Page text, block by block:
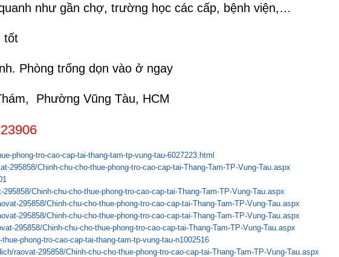
như gần chợ, trường học các cấp, bệnh viện,…
tốt
Phòng trống dọn vào ở ngay
Phường Vũng Tàu, HCM
phong-tro-cao-cap-tai-thang-tam-tp-vung-tau-6027223.html
295858/Chinh-chu-cho-thue-phong-tro-cao-cap-tai-Thang-Tam-TP-Vung-Tau. aspx
295858/Chinh-chu-cho-thue-phong-tro-cao-cap-tai-Thang-Tam-TP-Vung-Tau.aspx
295858/Chinh-chu-cho-thue-phong-tro-cao-cap-tai-Thang-Tam-TP-Vung-Tau. aspx
295858/Chinh-chu-cho-thue-phong-tro-cao-cap-tai-Thang-Tam-TP-Vung-Tau. aspx
295858/Chinh-chu-cho-thue-phong-tro-cao-cap-tai-Thang-Tam-TP-Vung-Tau. aspx
phong-tro-cao-cap-tai-thang-tam-tp-vung-tau-n1002516
raovat-295858/Chinh-chu-cho-thue-phong-tro-cao-cap-tai-Thang-Tam-TP-Vung-Tau.aspx